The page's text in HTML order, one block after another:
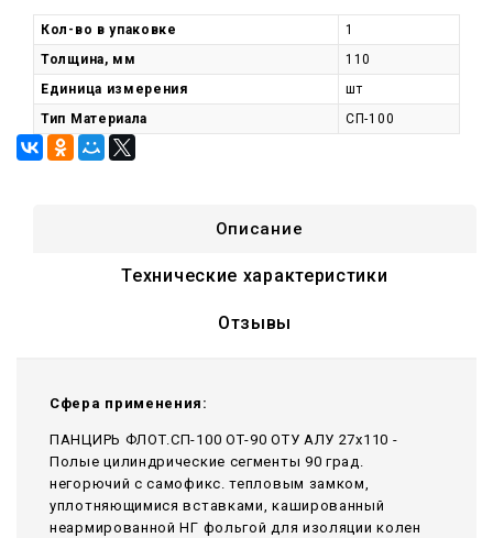
Кол-во в упаковке
1
Толщина, мм
110
Единица измерения
шт
Тип Материала
СП-100
Описание
Технические характеристики
Отзывы
Сфера применения:
ПАНЦИРЬ ФЛОТ.СП-100 ОТ-90 ОТУ АЛУ 27x110 -
Полые цилиндрические сегменты 90 град.
негорючий c самофикс. тепловым замком,
уплотняющимися вставками, кашированный
неармированной НГ фольгой для изоляции колен